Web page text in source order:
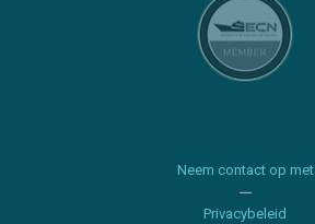
Neem contact op met
Privacybeleid